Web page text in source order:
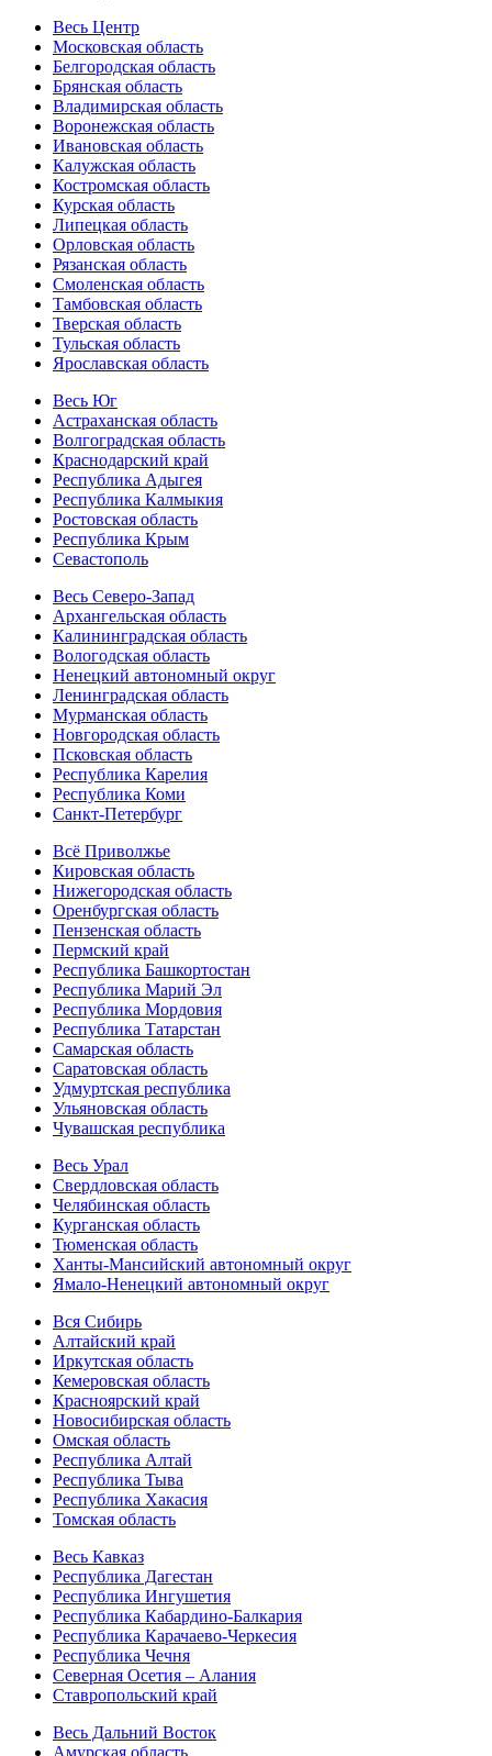
Весь Центр
Московская область
Белгородская область
Брянская область
Владимирская область
Воронежская область
Ивановская область
Калужская область
Костромская область
Курская область
Липецкая область
Орловская область
Рязанская область
Смоленская область
Тамбовская область
Тверская область
Тульская область
Ярославская область
Весь Юг
Астраханская область
Волгоградская область
Краснодарский край
Республика Адыгея
Республика Калмыкия
Ростовская область
Республика Крым
Севастополь
Весь Северо-Запад
Архангельская область
Калининградская область
Вологодская область
Ненецкий автономный округ
Ленинградская область
Мурманская область
Новгородская область
Псковская область
Республика Карелия
Республика Коми
Санкт-Петербург
Всё Приволжье
Кировская область
Нижегородская область
Оренбургская область
Пензенская область
Пермский край
Республика Башкортостан
Республика Марий Эл
Республика Мордовия
Республика Татарстан
Самарская область
Саратовская область
Удмуртская республика
Ульяновская область
Чувашская республика
Весь Урал
Свердловская область
Челябинская область
Курганская область
Тюменская область
Ханты-Мансийский автономный округ
Ямало-Ненецкий автономный округ
Вся Сибирь
Алтайский край
Иркутская область
Кемеровская область
Красноярский край
Новосибирская область
Омская область
Республика Алтай
Республика Тыва
Республика Хакасия
Томская область
Весь Кавказ
Республика Дагестан
Республика Ингушетия
Республика Кабардино-Балкария
Республика Карачаево-Черкесия
Республика Чечня
Северная Осетия – Алания
Ставропольский край
Весь Дальний Восток
Амурская область